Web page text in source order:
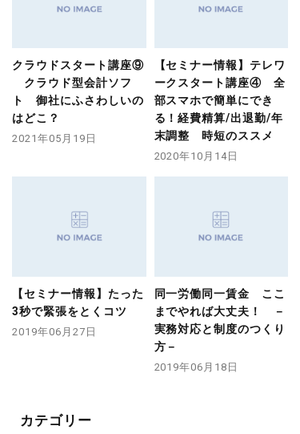
クラウドスタート講座⑨
クラウド型会計ソフ
ト 御社にふさわしいの
はどこ？
2021年05月19日
【セミナー情報】テレワ
ークスタート講座④ 全
部スマホで簡単にでき
る！経費精算/出退勤/年
末調整 時短のススメ
2020年10月14日
【セミナー情報】たった
3秒で緊張をとくコツ
2019年06月27日
同一労働同一賃金 ここ
までやれば大丈夫！ －
実務対応と制度のつくり
方－
2019年06月18日
カテゴリー